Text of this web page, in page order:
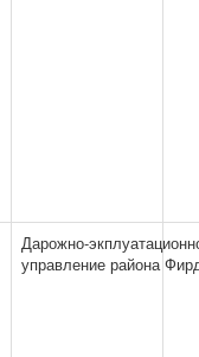
Дарожно-
управление района